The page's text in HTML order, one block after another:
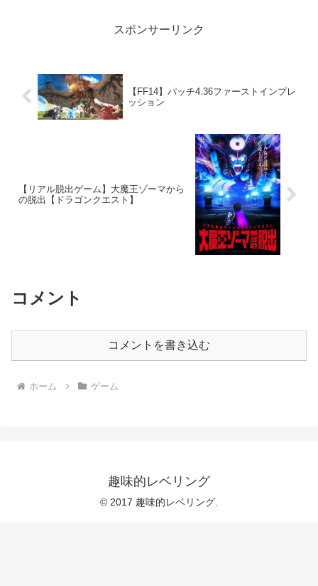
スポンサーリンク
【FF14】パッチ4.36ファーストインプレ
ッション
【リアル脱出ゲーム】大魔王ゾーマから
の脱出【ドラゴンクエスト】
コメント
コメントを書き込む
ホーム ゲーム
趣味的レベリング
© 2017 趣味的レベリング.